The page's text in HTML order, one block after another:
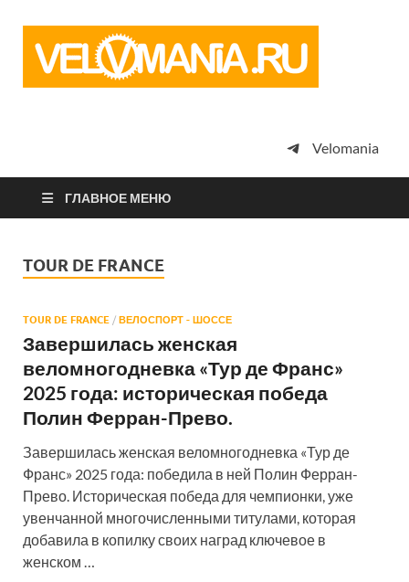
просто
Velomania
ГЛАВНОЕ МЕНЮ
TOUR DE FRANCE
TOUR DE FRANCE / ВЕЛОСПОРТ - ШОССЕ
Завершилась женская
веломногодневка «Тур де Франс»
2025 года: историческая победа
Полин Ферран-Прево.
Завершилась женская веломногодневка «Тур де
Франс» 2025 года: победила в ней Полин Ферран-
Прево. Историческая победа для чемпионки, уже
увенчанной многочисленными титулами, которая
добавила в копилку своих наград ключевое в
женском …